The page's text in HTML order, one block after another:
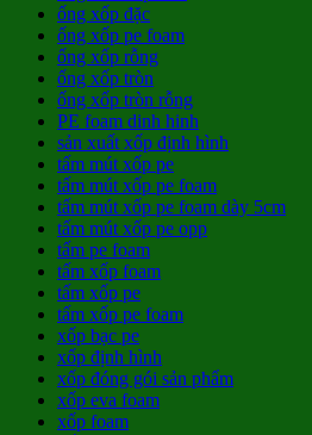
ống xốp đặc
ống xốp pe foam
ống xốp rỗng
ống xốp tròn
ống xốp tròn rỗng
PE foam dinh hinh
sản xuất xốp định hình
tấm mút xốp pe
tấm mút xốp pe foam
tấm mút xốp pe foam dày 5cm
tấm mút xốp pe opp
tấm pe foam
tấm xốp foam
tấm xốp pe
tấm xốp pe foam
xốp bạc pe
xốp định hình
xốp đóng gói sản phẩm
xốp eva foam
xốp foam